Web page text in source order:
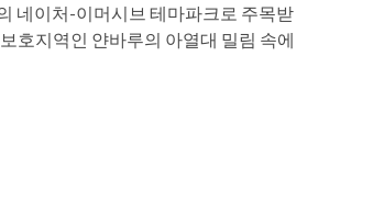
네이처-이머시브 테마파크로 주목받
호지역인 얀바루의 아열대 밀림 속에